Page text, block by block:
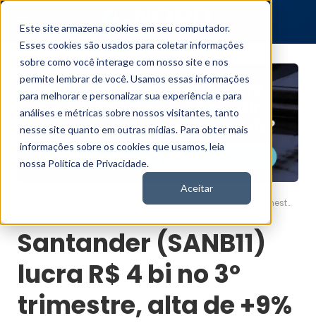
Este site armazena cookies em seu computador.
Esses cookies são usados para coletar informações
sobre como você interage com nosso site e nos
permite lembrar de você. Usamos essas informações
para melhorar e personalizar sua experiência e para
análises e métricas sobre nossos visitantes, tanto
nesse site quanto em outras mídias. Para obter mais
informações sobre os cookies que usamos, leia
nossa Política de Privacidade.
Aceitar
Santander (SANB11) lucra R$ 4 bi no 3º trimestre, alta de +9%
Santander (SANB11)
lucra R$ 4 bi no 3º
trimestre, alta de +9%